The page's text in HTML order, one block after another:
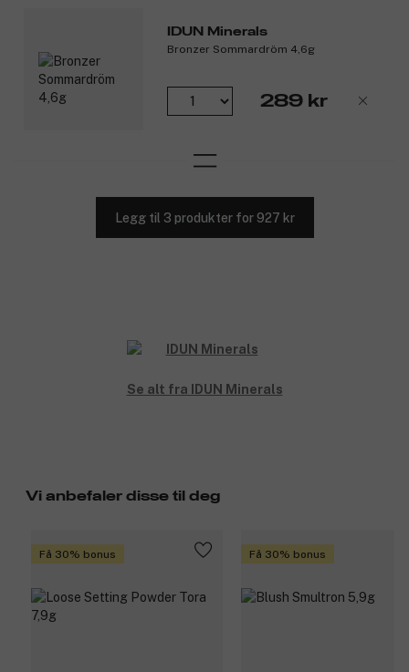
IDUN Minerals
Bronzer Sommardröm 4,6g
289 kr
Legg til 3 produkter for 927 kr
Se alt fra IDUN Minerals
Vi anbefaler disse til deg
Få 30% bonus Få 30% bonus